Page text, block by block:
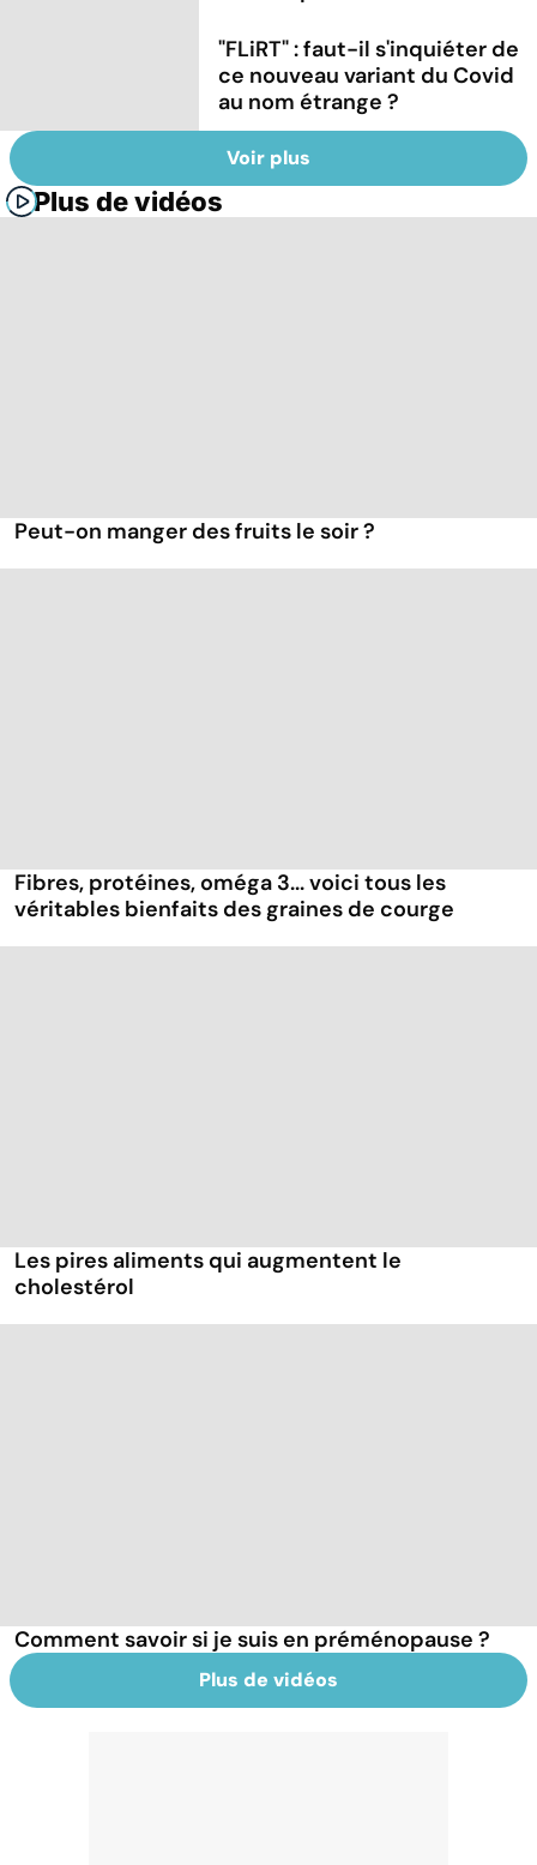
"FLiRT" : faut-il s'inquiéter de
ce nouveau variant du Covid
au nom étrange ?
Voir plus
Plus de vidéos
Peut-on manger des fruits le soir ?
Fibres, protéines, oméga 3... voici tous les
véritables bienfaits des graines de courge
Les pires aliments qui augmentent le
cholestérol
Comment savoir si je suis en préménopause ?
Plus de vidéos